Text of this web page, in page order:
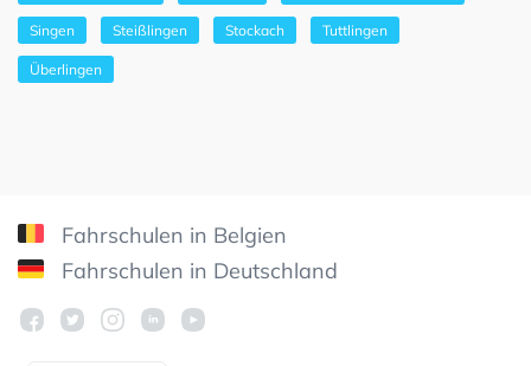
Singen Steißlingen Stockach Tuttlingen
Überlingen
Fahrschulen in Belgien
Fahrschulen in Deutschland